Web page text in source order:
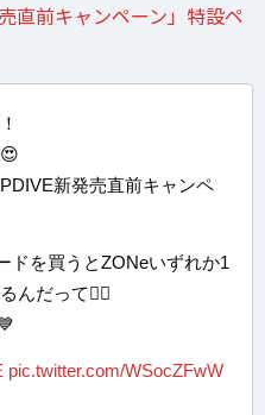
直前キャンペーン」特設ペ
新発売直前キャンペ
ドを買うとZONeいずれか1
んだって🙋‍♀️
pic.twitter.com/WSocZFwW